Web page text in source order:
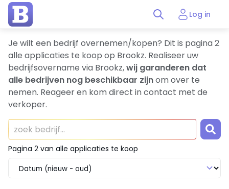
Log in
Je wilt een bedrijf overnemen/kopen? Dit is pagina 2
alle applicaties te koop op Brookz. Realiseer uw
bedrijfsovername via Brookz,wij garanderen dat
alle bedrijven nog beschikbaar zijnom over te
nemen. Reageer en kom direct in contact met de
verkoper.
Pagina 2 van alle applicaties te koop